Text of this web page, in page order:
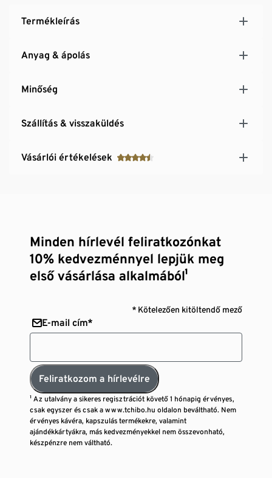
Termékleírás
Anyag & ápolás
Minőség
Szállítás & visszaküldés
Vásárlói értékelések
Minden hírlevél feliratkozónkat
10% kedvezménnyel lepjük meg
első vásárlása alkalmából¹
* Kötelezően kitöltendő mező
E-mail cím*
Feliratkozom a hírlevélre
¹ Az utalvány a sikeres regisztrációt követő 1 hónapig érvényes,
csak egyszer és csak a www.tchibo.hu oldalon beváltható. Nem
érvényes kávéra, kapszulás termékekre, valamint
ajándékkártyákra, más kedvezményekkel nem összevonható,
készpénzre nem váltható.